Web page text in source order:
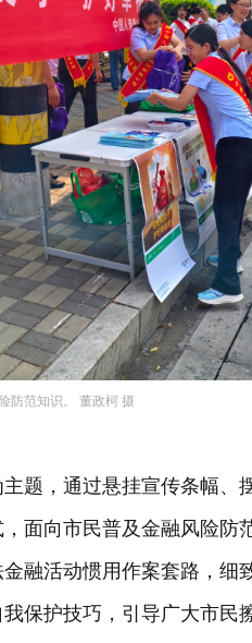
防范知识。 董政柯 摄
题，通过悬挂宣传条幅、
面向市民普及金融风险防
融活动惯用作案套路，细
保护技巧，引导广大市民